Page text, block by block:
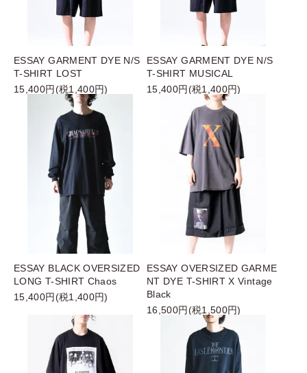
ESSAY GARMENT DYE N/S
T-SHIRT LOST
15,400円(税1,400円)
ESSAY GARMENT DYE N/S
T-SHIRT MUSICAL
15,400円(税1,400円)
ESSAY BLACK OVERSIZED
LONG T-SHIRT Chaos
15,400円(税1,400円)
ESSAY OVERSIZED GARME
NT DYE T-SHIRT X Vintage
Black
16,500円(税1,500円)